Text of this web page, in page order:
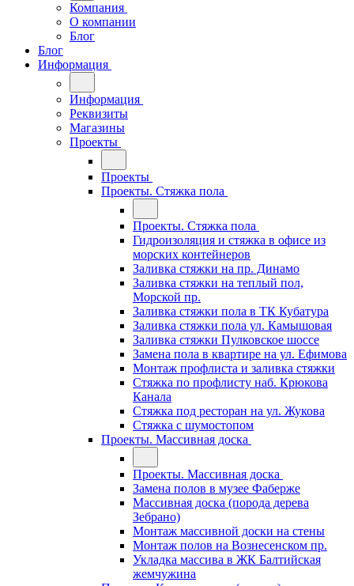
Компания
О компании
Блог
Блог
Информация
Информация
Реквизиты
Магазины
Проекты
Проекты
Проекты. Стяжка пола
Проекты. Стяжка пола
Гидроизоляция и стяжка в офисе из
морских контейнеров
Заливка стяжки на пр. Динамо
Заливка стяжки на теплый пол,
Морской пр.
Заливка стяжки пола в ТК Кубатура
Заливка стяжки пола ул. Камышовая
Заливка стяжки Пулковское шоссе
Замена пола в квартире на ул. Ефимова
Монтаж профлиста и заливка стяжки
Стяжка по профлисту наб. Крюкова
Канала
Стяжка под ресторан на ул. Жукова
Стяжка с шумостопом
Проекты. Массивная доска
Проекты. Массивная доска
Замена полов в музее Фаберже
Массивная доска (порода дерева
Зебрано)
Монтаж массивной доски на стены
Монтаж полов на Вознесенском пр.
Укладка массива в ЖК Балтийская
жемчужина